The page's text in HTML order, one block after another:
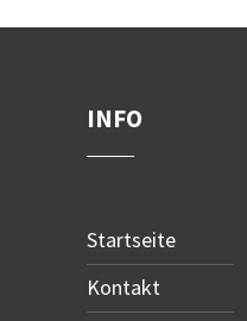
INFO
Startseite
Kontakt